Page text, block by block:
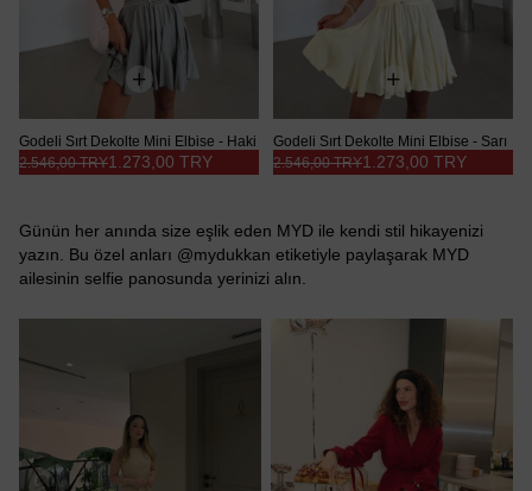
Godeli Sırt Dekolte Mini Elbise - Haki
1.273,00 TRY
2.546,00 TRY
Godeli Sırt Dekolte Mini Elbise - Sarı
1.273,00 TRY
2.546,00 TRY
Günün her anında size eşlik eden MYD ile kendi stil hikayenizi
yazın. Bu özel anları @mydukkan etiketiyle paylaşarak MYD
ailesinin selfie panosunda yerinizi alın.